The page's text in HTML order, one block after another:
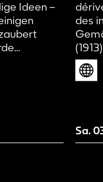
Ideen –
des
und
Sa.